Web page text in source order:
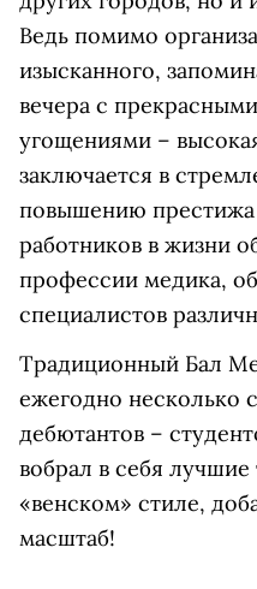
Ведь помимо
изысканного,
вечера с
угощениями –
заключается в
повышению
работников в жизни
профессии медика,
специалистов
Традиционный Бал
ежегодно несколько
дебютантов –
вобрал в себя лучшие
«венском» стиле,
масштаб!